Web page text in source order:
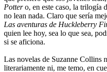
Pottero, en este caso, la trilogía
no lean nada. Claro que sería
Las aventuras de Huckleberry
quien lee hoy, sea lo que sea,
si se aficiona.
Las novelas de Suzanne Collins
literariamente ni, me temo, en